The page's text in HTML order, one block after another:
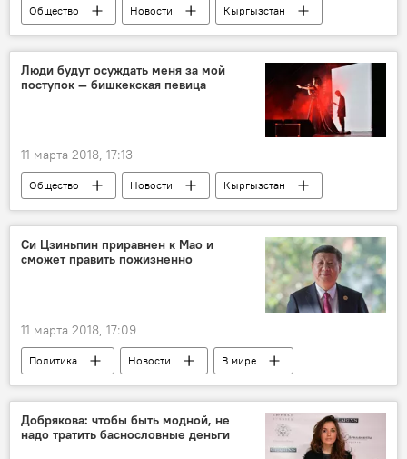
Общество Новости
Кыргызстан
Бешбармак весом 1,5 тонны для Книги рекордов Гиннесса
Бишкек
очередь
Люди будут осуждать меня за мой
поступок — бишкекская певица
11 марта 2018, 17:13
Общество Новости
Кыргызстан
Культура
Дарика Асылбашева
шоу
вокал
ТВ-проект "Асман"
Си Цзиньпин приравнен к Мао и
сможет править пожизненно
11 марта 2018, 17:09
Политика Новости
В мире
Китай
Си Цзиньпин
ограничение
правление
Добрякова: чтобы быть модной, не
надо тратить баснословные деньги